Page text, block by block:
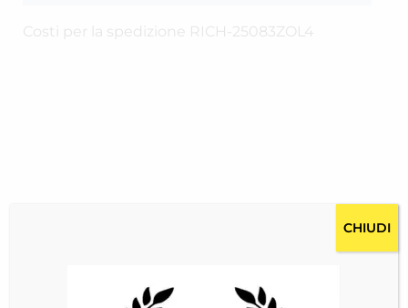
Costi per la spedizione RICH-25083ZOL4
CHIUDI